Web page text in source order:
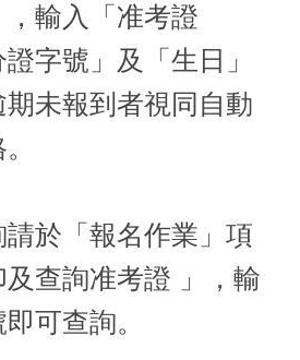
，輸入「准考證
字號」及「生日」
未報到者視同自動
於「報名作業」項
查詢准考證 」，輸
可查詢。